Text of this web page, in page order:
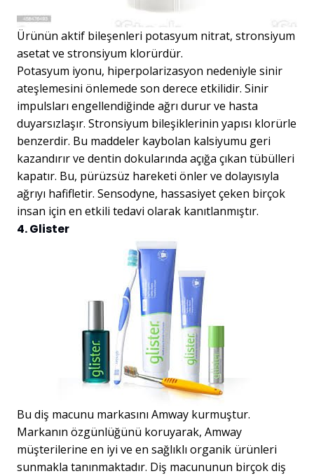
Ürünün aktif bileşenleri potasyum nitrat, stronsiyum
asetat ve stronsiyum klorürdür.
Potasyum iyonu, hiperpolarizasyon nedeniyle sinir
ateşlemesini önlemede son derece etkilidir. Sinir
impulsları engellendiğinde ağrı durur ve hasta
duyarsızlaşır. Stronsiyum bileşiklerinin yapısı klorürle
benzerdir. Bu maddeler kaybolan kalsiyumu geri
kazandırır ve dentin dokularında açığa çıkan tübülleri
kapatır. Bu, pürüzsüz hareketi önler ve dolayısıyla
ağrıyı hafifletir. Sensodyne, hassasiyet çeken birçok
insan için en etkili tedavi olarak kanıtlanmıştır.
4. Glister
Bu diş macunu markasını Amway kurmuştur.
Markanın özgünlüğünü koruyarak, Amway
müşterilerine en iyi ve en sağlıklı organik ürünleri
sunmakla tanınmaktadır. Diş macununun birçok diş